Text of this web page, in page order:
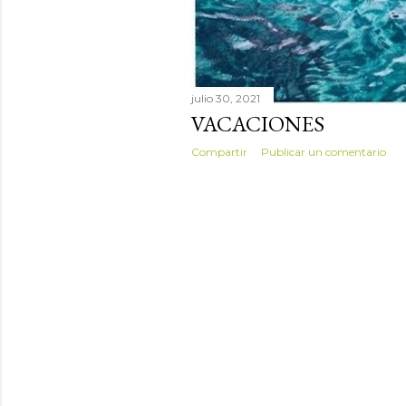
s
julio 30, 2021
VACACIONES
Compartir Publicar un comentario